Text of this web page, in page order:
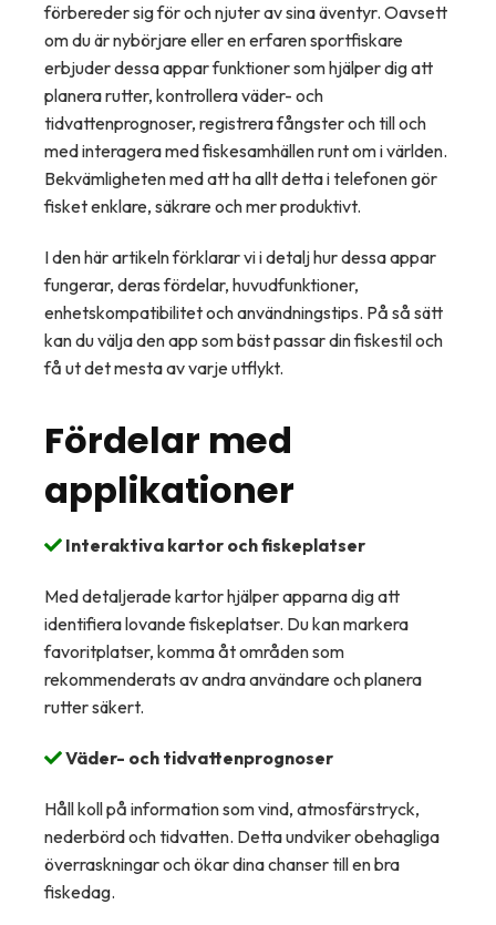
förbereder sig för och njuter av sina äventyr. Oavsett
om du är nybörjare eller en erfaren sportfiskare
erbjuder dessa appar funktioner som hjälper dig att
planera rutter, kontrollera väder- och
tidvattenprognoser, registrera fångster och till och
med interagera med fiskesamhällen runt om i världen.
Bekvämligheten med att ha allt detta i telefonen gör
fisket enklare, säkrare och mer produktivt.
I den här artikeln förklarar vi i detalj hur dessa appar
fungerar, deras fördelar, huvudfunktioner,
enhetskompatibilitet och användningstips. På så sätt
kan du välja den app som bäst passar din fiskestil och
få ut det mesta av varje utflykt.
Fördelar med
applikationer
Interaktiva kartor och fiskeplatser
Med detaljerade kartor hjälper apparna dig att
identifiera lovande fiskeplatser. Du kan markera
favoritplatser, komma åt områden som
rekommenderats av andra användare och planera
rutter säkert.
Väder- och tidvattenprognoser
Håll koll på information som vind, atmosfärstryck,
nederbörd och tidvatten. Detta undviker obehagliga
överraskningar och ökar dina chanser till en bra
fiskedag.